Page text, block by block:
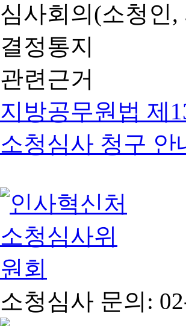
심사회의(소청인,
결정통지
관련근거
지방공무원법 제
소청심사 청구 안
소청심사 문의: